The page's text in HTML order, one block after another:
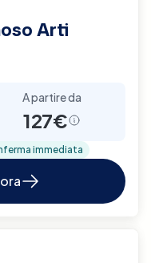
Arti
A partire da
127€
immediata